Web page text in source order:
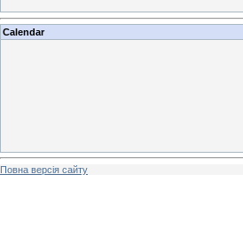
Calendar
Повна версія сайту